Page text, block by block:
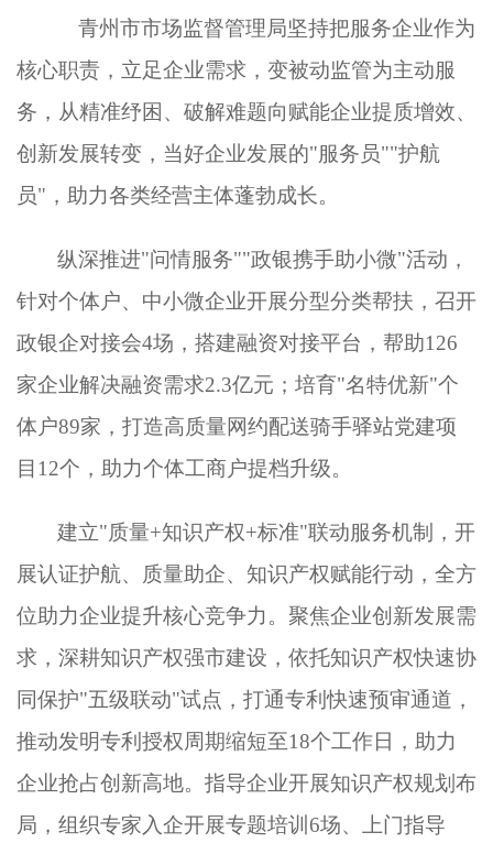
青州市市场监督管理局坚持把服务企业作为
核心职责，立足企业需求，变被动监管为主动服
务，从精准纾困、破解难题向赋能企业提质增效、
创新发展转变，当好企业发展的"服务员""护航
员"，助力各类经营主体蓬勃成长。
纵深推进"问情服务""政银携手助小微"活动，
针对个体户、中小微企业开展分型分类帮扶，召开
政银企对接会4场，搭建融资对接平台，帮助126
家企业解决融资需求2.3亿元；培育"名特优新"个
体户89家，打造高质量网约配送骑手驿站党建项
目12个，助力个体工商户提档升级。
建立"质量+知识产权+标准"联动服务机制，开
展认证护航、质量助企、知识产权赋能行动，全方
位助力企业提升核心竞争力。聚焦企业创新发展需
求，深耕知识产权强市建设，依托知识产权快速协
同保护"五级联动"试点，打通专利快速预审通道，
推动发明专利授权周期缩短至18个工作日，助力
企业抢占创新高地。指导企业开展知识产权规划布
局，组织专家入企开展专题培训6场、上门指导